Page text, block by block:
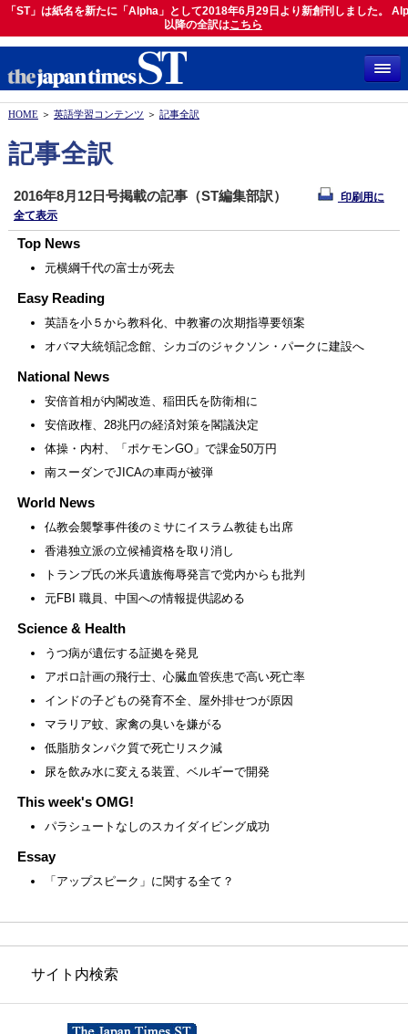
「ST」は紙名を新たに「Alpha」として2018年6月29日より新創刊しました。
以降の全訳はこちら
「ST」は紙名を新たに「Alpha」として2018年6月29日より新創刊しました。
以降の全訳はこちら
HOME＞ 英語学習コンテンツ ＞ 記事全訳
記事全訳
2016年8月12日号掲載の記事（ST編集部訳）
印刷用に
全て表示
Top News
元横綱千代の富士が死去
Easy Reading
英語を小５から教科化、中教審の次期指導要領案
オバマ大統領記念館、シカゴのジャクソン・パークに建設へ
National News
安倍首相が内閣改造、稲田氏を防衛相に
安倍政権、28兆円の経済対策を閣議決定
体操・内村、「ポケモンGO」で課金50万円
南スーダンでJICAの車両が被弾
World News
仏教会襲撃事件後のミサにイスラム教徒も出席
香港独立派の立候補資格を取り消し
トランプ氏の米兵遺族侮辱発言で党内からも批判
元FBI 職員、中国への情報提供認める
Science & Health
うつ病が遺伝する証拠を発見
アポロ計画の飛行士、心臓血管疾患で高い死亡率
インドの子どもの発育不全、屋外排せつが原因
マラリア蚊、家禽の臭いを嫌がる
低脂肪タンパク質で死亡リスク減
尿を飲み水に変える装置、ベルギーで開発
This week's OMG!
パラシュートなしのスカイダイビング成功
Essay
「アップスピーク」に関する全て？
サイト内検索